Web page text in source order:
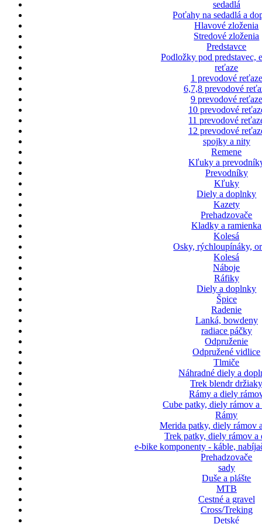
sedadlá
Poťahy na sedadlá a
Hlavové zloženia
Stredové zloženia
Predstavce
Podložky pod predstavec,
reťaze
1 prevodové reťaze
6,7,8 prevodové
9 prevodové reťaze
10 prevodové
11 prevodové
12 prevodové
spojky a nity
Remene
Kľuky a
Prevodníky
Kľuky
Diely a doplnky
Kazety
Prehadzovače
Kladky a ramienka
Kolesá
Osky, rýchloupínáky,
Kolesá
Náboje
Ráfiky
Diely a doplnky
Špice
Radenie
Lanká, bowdeny
radiace páčky
Odpruženie
Odpružené vidlice
Tlmiče
Náhradné diely a
Trek blendr držiaky
Rámy a diely
Cube patky, diely rámov
Rámy
Merida patky, diely rámov
Trek patky, diely rámov a
e-bike komponenty - káble,
Prehadzovače
sady
Duše a plášte
MTB
Cestné a gravel
Cross/Treking
Detské